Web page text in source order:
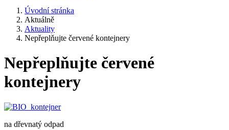
Úvodní stránka
Aktuálně
Aktuality
Nepřeplňujte červené kontejnery
Nepřeplňujte červené
kontejnery
na dřevnatý odpad